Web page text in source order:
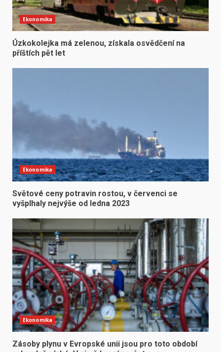
Ekonomika
Úzkokolejka má zelenou, získala osvědčení na
příštích pět let
Ekonomika
Světové ceny potravin rostou, v červenci se
vyšplhaly nejvýše od ledna 2023
Ekonomika
Zásoby plynu v Evropské unii jsou pro toto období